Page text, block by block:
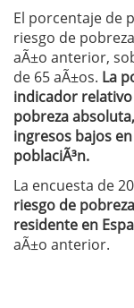
El porcentaje de
riesgo de
aÃ±o anterior,
de 65 aÃ±os. La
indicador
pobreza
ingresos bajos
poblaciÃ³n.
La encuesta de
riesgo de
residente en
aÃ±o anterior.